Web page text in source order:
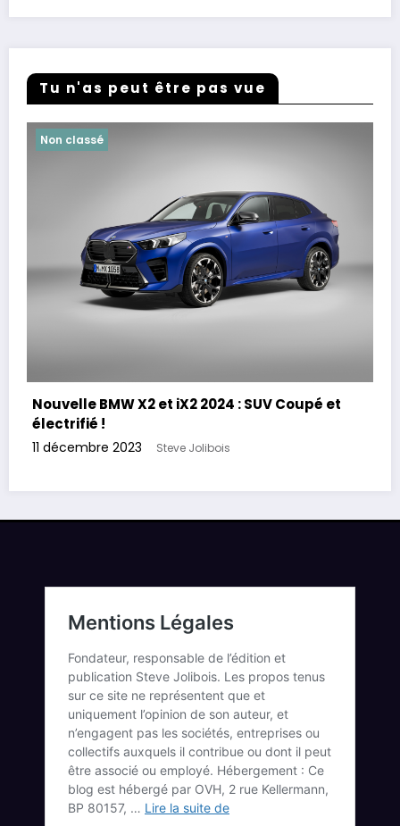
Tu n'as peut être pas vue
Non classé
Nouvelle BMW X2 et iX2 2024 : SUV Coupé et
électrifié !
11 décembre 2023 Steve Jolibois